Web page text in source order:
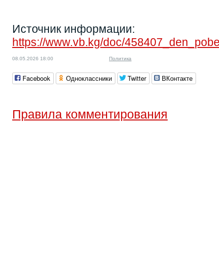
Источник информации:
https://www.vb.kg/doc/
08.05.2026 18:00 Политика
Facebook Одноклассники Twitter ВКонтакте
Правила комментирования